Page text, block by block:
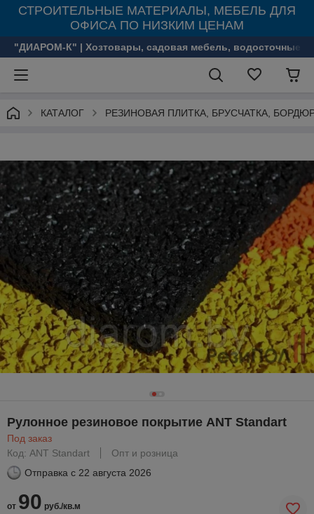
СТРОИТЕЛЬНЫЕ МАТЕРИАЛЫ, МЕБЕЛЬ ДЛЯ
ОФИСА ПО НИЗКИМ ЦЕНАМ
"ДИАРОМ-К" | Хозтовары, садовая мебель, водосточные
КАТАЛОГ РЕЗИНОВАЯ ПЛИТКА, БРУСЧАТКА,
Рулонное резиновое покрытие ANT Standart
Под заказ
Код: ANT Standart
Опт и розница
Отправка с 22 августа 2026
от 90 руб./кв.м